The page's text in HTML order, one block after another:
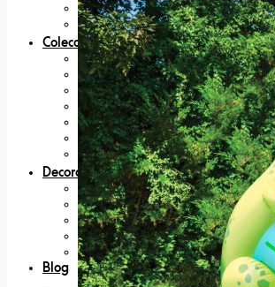
Cámaras
Radio Control
Coleccionables
80s
Bandai
Figuras
Nintendo
Bandai
Japan Lovers
Películas, Series y TV
Decoración
Felpudos
Lámparas
Platos
Posters y láminas
Tazas
Blog